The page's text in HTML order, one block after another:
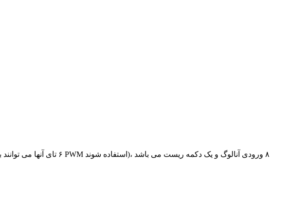
آردوینو NANO با مبدل FT232 آردوینو NANO با مبدل FT232 دارای ۱۴ ورودی و خروجی دیجیتال (۶ تای آنها می توانند به عنوان خروجی PWM استفاده شوند)، ۸ ورودی آنالوگ و یک دکمه ریست می باشد